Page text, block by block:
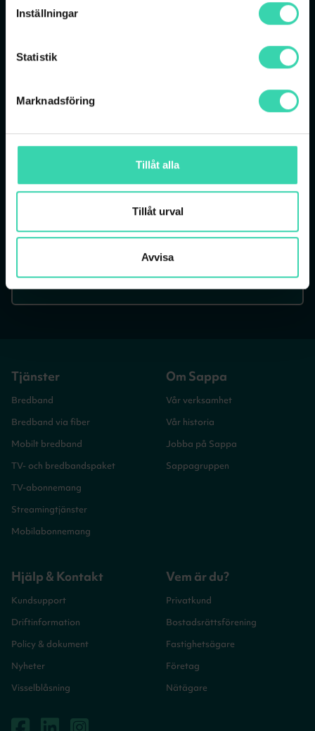
Inställningar
Statistik
Marknadsföring
Tillåt alla
Tillåt urval
Avvisa
Tjänster
Bredband
Bredband via fiber
Mobilt bredband
TV- och bredbandspaket
TV-abonnemang
Streamingtjänster
Mobilabonnemang
Om Sappa
Vår verksamhet
Vår historia
Jobba på Sappa
Sappagruppen
Hjälp & Kontakt
Kundsupport
Driftinformation
Policy & dokument
Nyheter
Visselblåsning
Vem är du?
Privatkund
Bostadsrättsförening
Fastighetsägare
Företag
Nätägare